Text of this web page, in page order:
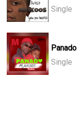
Single
Panado
Single